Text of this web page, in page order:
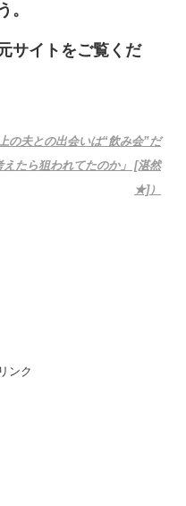
。
サイトをご覧くだ
の夫との出会いは“飲み会”だ
たら狙われてたのか」 [湛然
★]）
ンク